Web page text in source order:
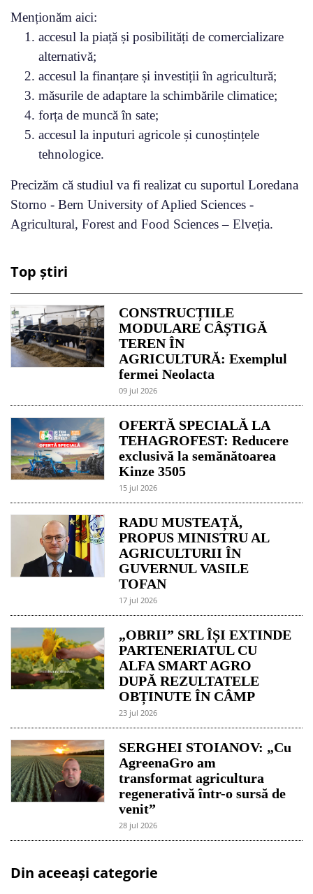
Menționăm aici:
accesul la piață și posibilități de comercializare
alternativă;
accesul la finanțare și investiții în agricultură;
măsurile de adaptare la schimbările climatice;
forța de muncă în sate;
accesul la inputuri agricole și cunoștințele
tehnologice.
Precizăm că studiul va fi realizat cu suportul Loredana
Storno - Bern University of Aplied Sciences -
Agricultural, Forest and Food Sciences – Elveția.
Top știri
CONSTRUCȚIILE
MODULARE CÂȘTIGĂ
TEREN ÎN
AGRICULTURĂ: Exemplul
fermei Neolacta
09 jul 2026
OFERTĂ SPECIALĂ LA
TEHAGROFEST: Reducere
exclusivă la semănătoarea
Kinze 3505
15 jul 2026
RADU MUSTEAȚĂ,
PROPUS MINISTRU AL
AGRICULTURII ÎN
GUVERNUL VASILE
TOFAN
17 jul 2026
„OBRII” SRL ÎȘI EXTINDE
PARTENERIATUL CU
ALFA SMART AGRO
DUPĂ REZULTATELE
OBȚINUTE ÎN CÂMP
23 jul 2026
SERGHEI STOIANOV: „Cu
AgreenaGro am
transformat agricultura
regenerativă într-o sursă de
venit”
28 jul 2026
Din aceeași categorie